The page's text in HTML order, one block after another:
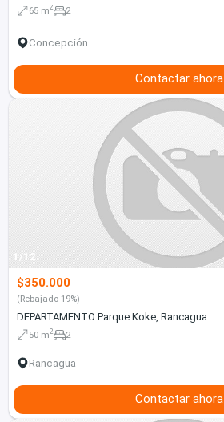
65 m2 2
Concepción
Contactar ahora
1/12
$350.000
(Rebajado 19%)
DEPARTAMENTO Parque Koke, Rancagua
50 m2 2
Rancagua
Contactar ahora